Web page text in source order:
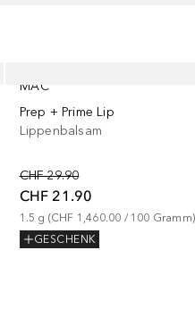
MAC
Prep + Prime Lip
Lippenbalsam
CHF 29.90
CHF 21.90
1.5 g (CHF 1,460.00 / 100 Gramm)
GESCHENK